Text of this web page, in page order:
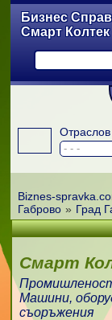
Бизнес
Смарт
Отраслов
Biznes-
Габрово » Град
Смарт
Машини,
съоръжения